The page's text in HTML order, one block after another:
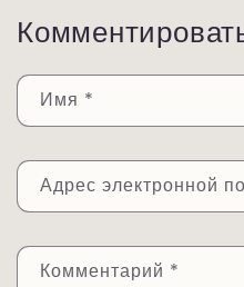
Имя *
Адрес электронной
Комментарий *